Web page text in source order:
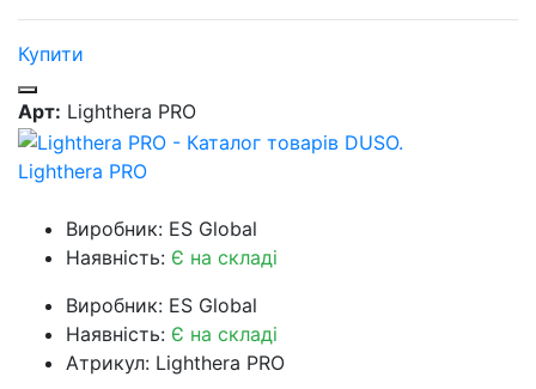
Купити
Арт: Lighthera PRO
Lighthera PRO
Виробник: ES Global
Наявність: Є на складі
Виробник: ES Global
Наявність: Є на складі
Атрикул: Lighthera PRO